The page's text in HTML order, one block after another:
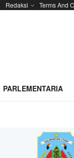
Redaksi Terms And
PARLEMENTARIA